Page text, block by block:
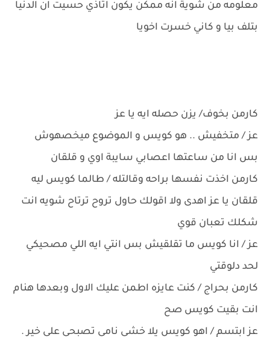
معلومه من شوية انه ممكن يكون اتاذي حسيت ان الدنيا
بتلف بيا و كاني خسرت اخويا
كارمن بخوف/ يزن حصله ايه يا عز
عز / متخفيش .. هو كويس و الموضوع ميخصهوش
بس انا من ساعتها اعصابي سايبة اوي و قلقان
كارمن اخذت نفسها براحه وقالتله / طالما كويس ليه
قلقان يا عز اهدى ولا اقولك حاول تروح ترتاح شويه انت
شكلك تعبان قوي
عز / انا كويس ما تقلقيش بس انتي ايه اللي مصحيكي
لحد دلوقتي
كارمن بحراج / كنت عايزه اطمن عليك الاول وبعدها هنام
انت بقيت كويس صح
عز ابتسم / اهو كويس يلا خشي نامي تصبحي على خير .